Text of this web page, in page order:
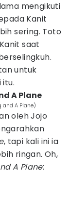
mengikuti
Kanit
sering. Toto
saat
untuk
itu.
A Plane
and A Plane)
oleh Jojo
, tapi kali ini ia
ringan. Oh,
A Plane: